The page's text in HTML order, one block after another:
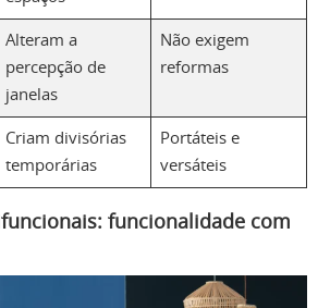
Alteram a
percepção de
janelas
Não exigem
reformas
Criam divisórias
temporárias
Portáteis e
versáteis
funcionalidade com